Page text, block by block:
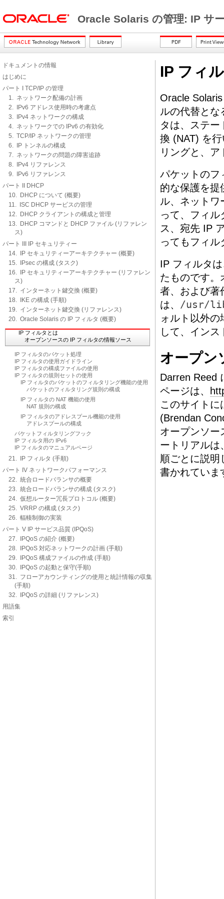
Oracle Solaris の管理: IP サ
ドキュメントの情報
はじめに
パート I TCP/IP の管理
1. ネットワーク配備の計画
2. IPv6 アドレス使用時の考慮点
3. IPv4 ネットワークの構成
4. ネットワークでの IPv6 の有効化
5. TCP/IP ネットワークの管理
6. IP トンネルの構成
7. ネットワークの問題の障害追跡
8. IPv4 リファレンス
9. IPv6 リファレンス
パート II DHCP
10. DHCP について (概要)
11. ISC DHCP サービスの管理
12. DHCP クライアントの構成と管理
13. DHCP コマンドと DHCP ファイル (リファレン
ス)
パート III IP セキュリティー
14. IP セキュリティーアーキテクチャー (概要)
15. IPsec の構成 (タスク)
16. IP セキュリティーアーキテクチャー (リファレン
ス)
17. インターネット鍵交換 (概要)
18. IKE の構成 (手順)
19. インターネット鍵交換 (リファレンス)
20. Oracle Solaris の IP フィルタ (概要)
IP フィルタとは
オープンソースの IP フィルタの情報ソース
IP フィルタのパケット処理
IP フィルタの使用ガイドライン
IP フィルタの構成ファイルの使用
IP フィルタの規則セットの使用
IP フィルタのパケットのフィルタリング機能の使用
パケットのフィルタリング規則の構成
IP フィルタの NAT 機能の使用
NAT 規則の構成
IP フィルタのアドレスプール機能の使用
アドレスプールの構成
パケットフィルタリングフック
IP フィルタ用の IPv6
IP フィルタのマニュアルページ
21. IP フィルタ (手順)
パート IV ネットワークパフォーマンス
22. 統合ロードバランサの概要
23. 統合ロードバランサの構成 (タスク)
24. 仮想ルーター冗長プロトコル (概要)
25. VRRP の構成 (タスク)
26. 輻輳制御の実装
パート V IP サービス品質 (IPQoS)
27. IPQoS の紹介 (概要)
28. IPQoS 対応ネットワークの計画 (手順)
29. IPQoS 構成ファイルの作成 (手順)
30. IPQoS の起動と保守(手順)
31. フローアカウンティングの使用と統計情報の収集
(手順)
32. IPQoS の詳細 (リファレンス)
用語集
索引
IP フィ
Oracle
ルの代替と
タは、ステ
換 (NAT) を
リングと、
パケットのフ
的な保護を提
ル、ネット
って、フィ
ス、宛先 IP
ってもフィ
IP フィルタ
たものです。
者、および著
は、 /usr/
ォルト以外
して、イン
オープン
Darren Reed
ページは、
このサイトに
(Brendan
オープンソー
ートリアルは
順ごとに説明
書かれていま